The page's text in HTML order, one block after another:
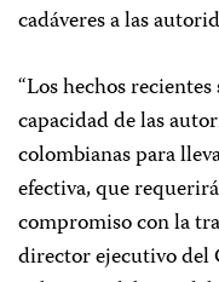
cadáveres a las
“Los hechos
capacidad de las
colombianas para
efectiva, que
compromiso con la
director ejecutivo del